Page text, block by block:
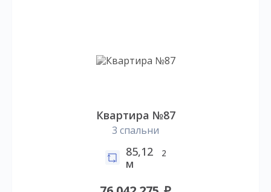
Квартира №87
3 спальни
85,12
м
2